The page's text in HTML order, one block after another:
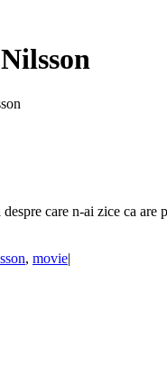
care n-ai zice ca
, movie|